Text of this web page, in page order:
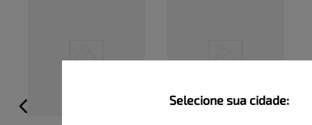
Selecione sua cidade: